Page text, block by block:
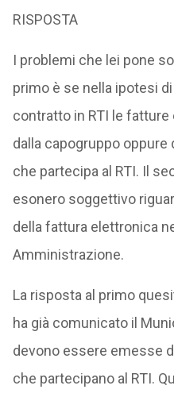
RISPOSTA
I problemi che lei pone
primo è se nella ipotesi
contratto in RTI le
dalla capogruppo
che partecipa al RTI. Il
esonero soggettivo
della fattura elettronica
Amministrazione.
La risposta al primo
ha già comunicato il
devono essere emesse
che partecipano al RTI.